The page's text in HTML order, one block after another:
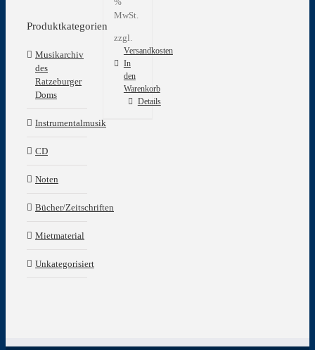
MwSt.
zzgl.
Versandkosten
In
den
Warenkorb
Details
Produktkategorien
Musikarchiv
des
Ratzeburger
Doms
Instrumentalmusik
CD
Noten
Bücher/Zeitschriften
Mietmaterial
Unkategorisiert